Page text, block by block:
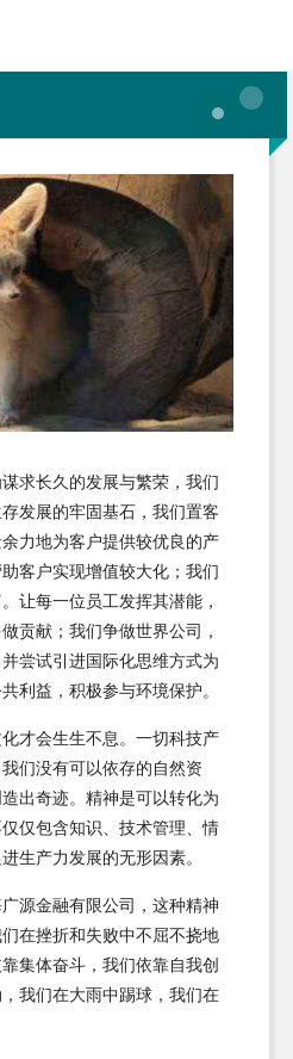
求长久的发展与繁荣，我们
发展的牢固基石，我们置客
力地为客户提供较优良的产
客户实现增值较大化；我们
让每一位员工发挥其潜能，
贡献；我们争做世界公司，
尝试引进国际化思维方式为
利益，积极参与环境保护。
才会生生不息。一切科技产
们没有可以依存的自然资
出奇迹。精神是可以转化为
仅包含知识、技术管理、情
生产力发展的无形因素。
源金融有限公司，这种精神
在挫折和失败中不屈不挠地
集体奋斗，我们依靠自我创
我们在大雨中踢球，我们在